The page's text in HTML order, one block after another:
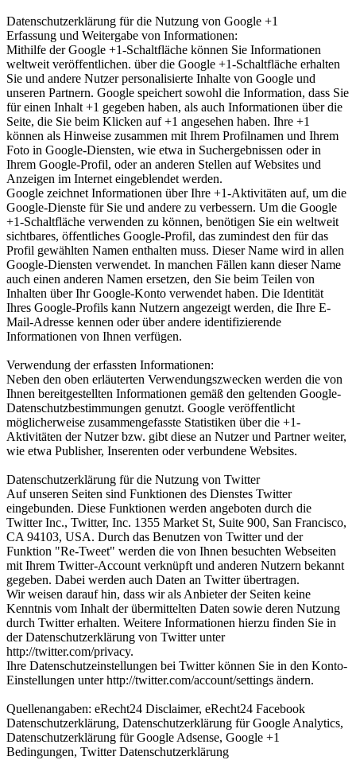
Datenschutzerklärung für die Nutzung von Google +1
Erfassung und Weitergabe von Informationen:
Mithilfe der Google +1-Schaltfläche können Sie Informationen
weltweit veröffentlichen. über die Google +1-Schaltfläche erhalten
Sie und andere Nutzer personalisierte Inhalte von Google und
unseren Partnern. Google speichert sowohl die Information, dass Sie
für einen Inhalt +1 gegeben haben, als auch Informationen über die
Seite, die Sie beim Klicken auf +1 angesehen haben. Ihre +1
können als Hinweise zusammen mit Ihrem Profilnamen und Ihrem
Foto in Google-Diensten, wie etwa in Suchergebnissen oder in
Ihrem Google-Profil, oder an anderen Stellen auf Websites und
Anzeigen im Internet eingeblendet werden.
Google zeichnet Informationen über Ihre +1-Aktivitäten auf, um die
Google-Dienste für Sie und andere zu verbessern. Um die Google
+1-Schaltfläche verwenden zu können, benötigen Sie ein weltweit
sichtbares, öffentliches Google-Profil, das zumindest den für das
Profil gewählten Namen enthalten muss. Dieser Name wird in allen
Google-Diensten verwendet. In manchen Fällen kann dieser Name
auch einen anderen Namen ersetzen, den Sie beim Teilen von
Inhalten über Ihr Google-Konto verwendet haben. Die Identität
Ihres Google-Profils kann Nutzern angezeigt werden, die Ihre E-
Mail-Adresse kennen oder über andere identifizierende
Informationen von Ihnen verfügen.
Verwendung der erfassten Informationen:
Neben den oben erläuterten Verwendungszwecken werden die von
Ihnen bereitgestellten Informationen gemäß den geltenden Google-
Datenschutzbestimmungen genutzt. Google veröffentlicht
möglicherweise zusammengefasste Statistiken über die +1-
Aktivitäten der Nutzer bzw. gibt diese an Nutzer und Partner weiter,
wie etwa Publisher, Inserenten oder verbundene Websites.
Datenschutzerklärung für die Nutzung von Twitter
Auf unseren Seiten sind Funktionen des Dienstes Twitter
eingebunden. Diese Funktionen werden angeboten durch die
Twitter Inc., Twitter, Inc. 1355 Market St, Suite 900, San Francisco,
CA 94103, USA. Durch das Benutzen von Twitter und der
Funktion "Re-Tweet" werden die von Ihnen besuchten Webseiten
mit Ihrem Twitter-Account verknüpft und anderen Nutzern bekannt
gegeben. Dabei werden auch Daten an Twitter übertragen.
Wir weisen darauf hin, dass wir als Anbieter der Seiten keine
Kenntnis vom Inhalt der übermittelten Daten sowie deren Nutzung
durch Twitter erhalten. Weitere Informationen hierzu finden Sie in
der Datenschutzerklärung von Twitter unter
http://twitter.com/privacy.
Ihre Datenschutzeinstellungen bei Twitter können Sie in den Konto-
Einstellungen unter http://twitter.com/account/settings ändern.
Quellenangaben: eRecht24 Disclaimer, eRecht24 Facebook
Datenschutzerklärung, Datenschutzerklärung für Google Analytics,
Datenschutzerklärung für Google Adsense, Google +1
Bedingungen, Twitter Datenschutzerklärung